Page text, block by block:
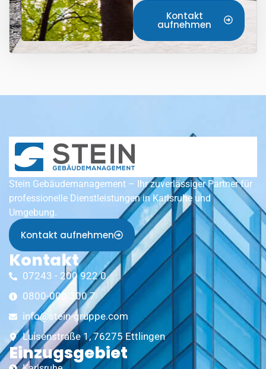
Kontakt
aufnehmen
Stein Gebäudemanagement – Ihr zuverlässiger Partner für
professionelle Dienstleistungen in Karlsruhe und
Umgebung.
Kontakt aufnehmen
Kontakt
07243 - 200 922 0
0800-000 300 7
info@stein-gruppe.com
Luisenstraße 1, 76275 Ettlingen
Einzugsgebiet